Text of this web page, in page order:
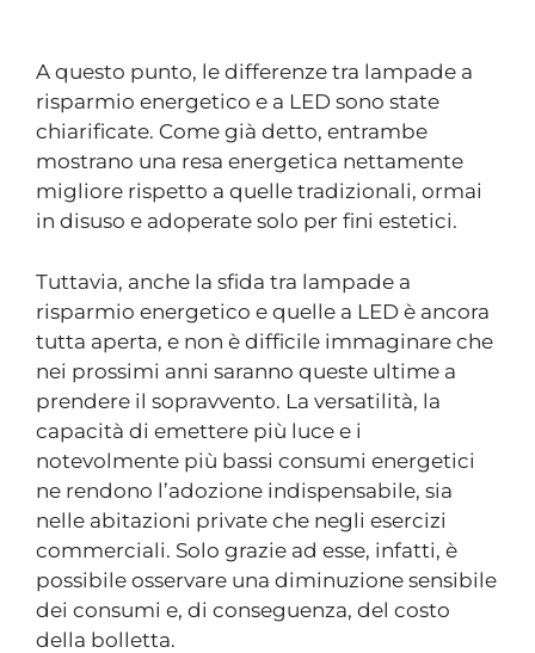
A questo punto, le differenze tra lampade a
risparmio energetico e a LED sono state
chiarificate. Come già detto, entrambe
mostrano una resa energetica nettamente
migliore rispetto a quelle tradizionali, ormai
in disuso e adoperate solo per fini estetici.
Tuttavia, anche la sfida tra lampade a
risparmio energetico e quelle a LED è ancora
tutta aperta, e non è difficile immaginare che
nei prossimi anni saranno queste ultime a
prendere il sopravvento. La versatilità, la
capacità di emettere più luce e i
notevolmente più bassi consumi energetici
ne rendono l’adozione indispensabile, sia
nelle abitazioni private che negli esercizi
commerciali. Solo grazie ad esse, infatti, è
possibile osservare una diminuzione sensibile
dei consumi e, di conseguenza, del costo
della bolletta.